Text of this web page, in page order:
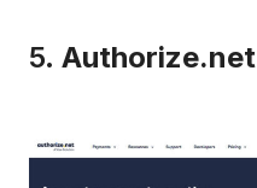
5. Authorize.net